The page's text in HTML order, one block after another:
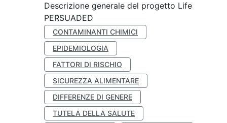
Descrizione generale del progetto Life
PERSUADED
CONTAMINANTI CHIMICI
EPIDEMIOLOGIA
FATTORI DI RISCHIO
SICUREZZA ALIMENTARE
DIFFERENZE DI GENERE
TUTELA DELLA SALUTE